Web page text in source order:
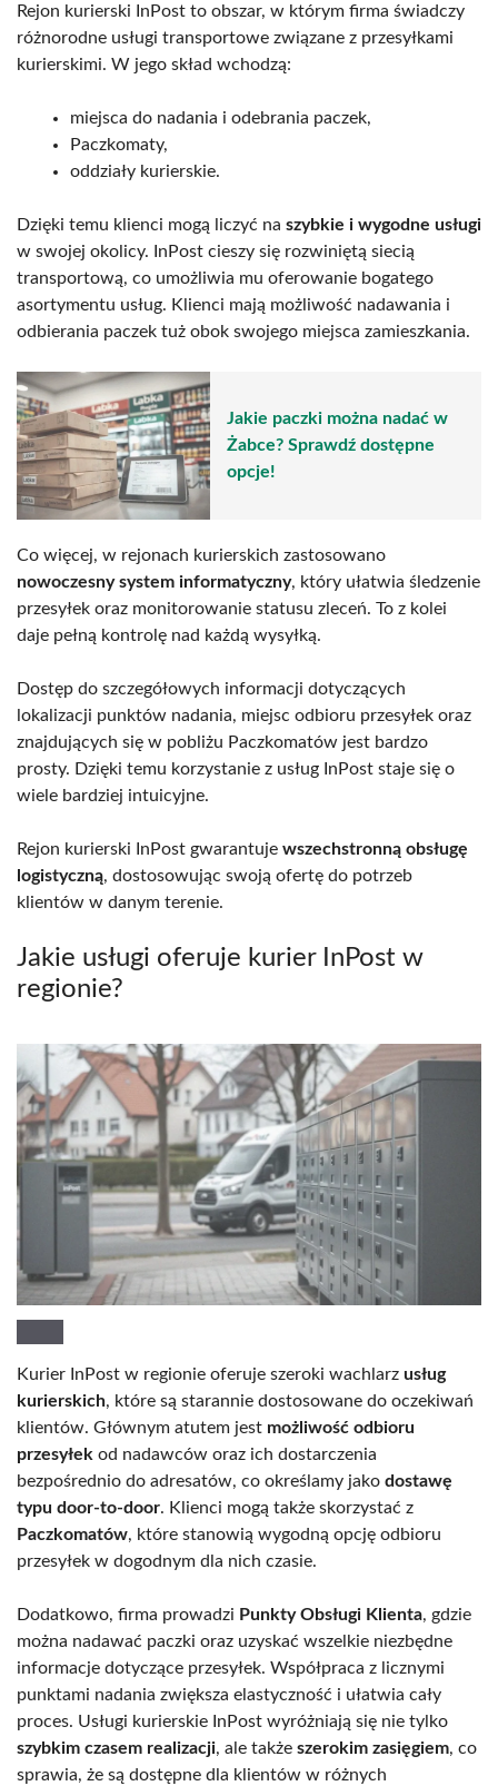
Rejon kurierski InPost to obszar, w którym firma świadczy
różnorodne usługi transportowe związane z przesyłkami
kurierskimi. W jego skład wchodzą:
miejsca do nadania i odebrania paczek,
Paczkomaty,
oddziały kurierskie.
Dzięki temu klienci mogą liczyć na szybkie i wygodne usługi
w swojej okolicy. InPost cieszy się rozwiniętą siecią
transportową, co umożliwia mu oferowanie bogatego
asortymentu usług. Klienci mają możliwość nadawania i
odbierania paczek tuż obok swojego miejsca zamieszkania.
Jakie paczki można nadać w
Żabce? Sprawdź dostępne
opcje!
Co więcej, w rejonach kurierskich zastosowano
nowoczesny system informatyczny, który ułatwia śledzenie
przesyłek oraz monitorowanie statusu zleceń. To z kolei
daje pełną kontrolę nad każdą wysyłką.
Dostęp do szczegółowych informacji dotyczących
lokalizacji punktów nadania, miejsc odbioru przesyłek oraz
znajdujących się w pobliżu Paczkomatów jest bardzo
prosty. Dzięki temu korzystanie z usług InPost staje się o
wiele bardziej intuicyjne.
Rejon kurierski InPost gwarantuje wszechstronną obsługę
logistyczną, dostosowując swoją ofertę do potrzeb
klientów w danym terenie.
Jakie usługi oferuje kurier InPost w
regionie?
Kurier InPost w regionie oferuje szeroki wachlarz usług
kurierskich, które są starannie dostosowane do oczekiwań
klientów. Głównym atutem jest możliwość odbioru
przesyłek od nadawców oraz ich dostarczenia
bezpośrednio do adresatów, co określamy jako dostawę
typu door-to-door. Klienci mogą także skorzystać z
Paczkomatów, które stanowią wygodną opcję odbioru
przesyłek w dogodnym dla nich czasie.
Dodatkowo, firma prowadzi Punkty Obsługi Klienta, gdzie
można nadawać paczki oraz uzyskać wszelkie niezbędne
informacje dotyczące przesyłek. Współpraca z licznymi
punktami nadania zwiększa elastyczność i ułatwia cały
proces. Usługi kurierskie InPost wyróżniają się nie tylko
szybkim czasem realizacji, ale także szerokim zasięgiem, co
sprawia, że są dostępne dla klientów w różnych